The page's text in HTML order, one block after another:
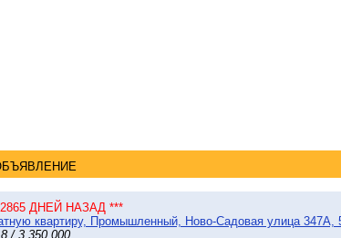
ДНЕЙ НАЗАД ***
квартиру, Промышленный, Ново-Садовая улица 347А,
/ 3 350 000